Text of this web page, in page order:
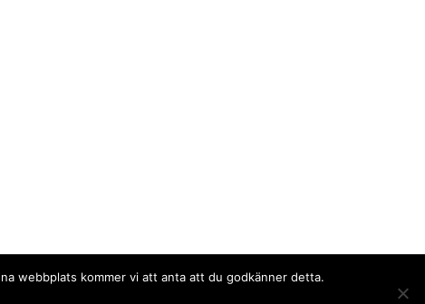
webbplats kommer vi att anta att du godkänner detta.